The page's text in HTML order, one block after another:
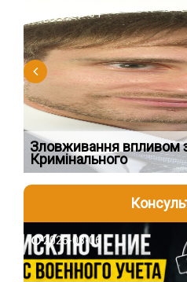
2026-08-04
Зловживання впливом
Кримінального
2026-08-06